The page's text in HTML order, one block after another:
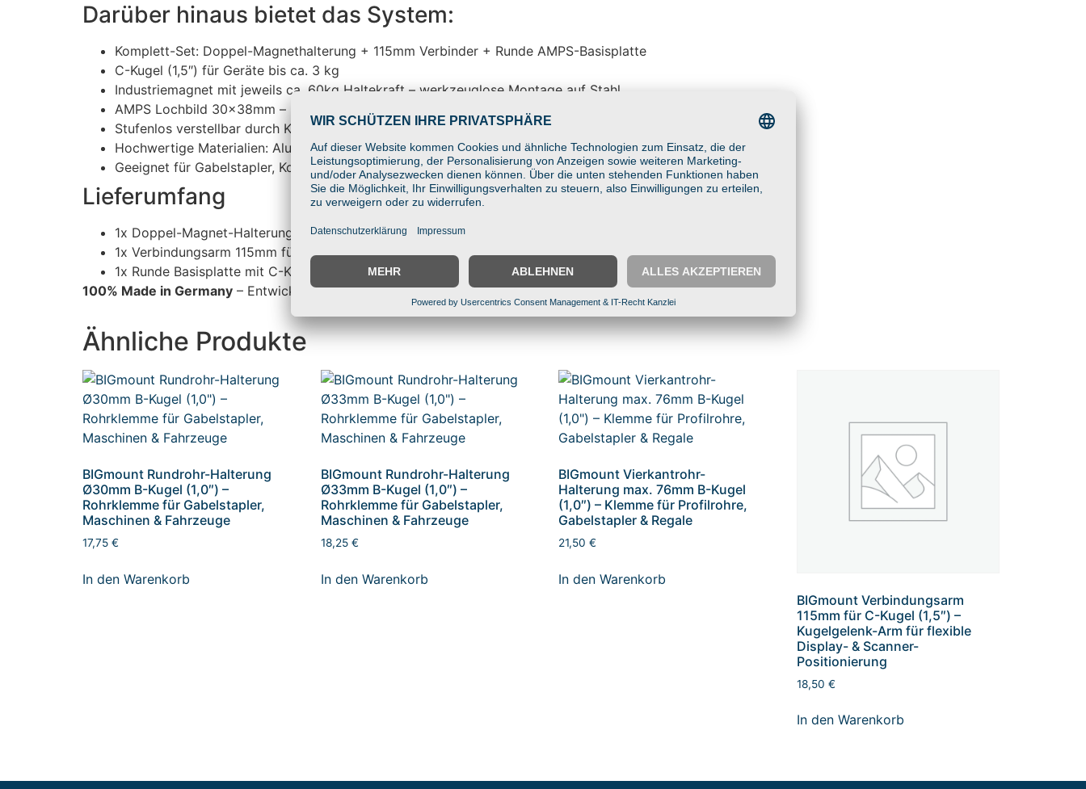
Darüber hinaus bietet das System:
Komplett-Set: Doppel-Magnethalterung + 115mm Verbinder + Runde AMPS-Basisplatte
C-Kugel (1,5″) für Geräte bis ca. 3 kg
Industriemagnet mit jeweils ca. 60kg Haltekraft – werkzeuglose Montage auf Stahl
AMPS Lochbild 30x38mm – kompatibel mit Tablets, Scannern & Displays
Stufenlos verstellbar durch Kugelgelenk-Technik
Hochwertige Materialien: Aluminium & glasfaserverstärkter Kunststoff
Geeignet für Gabelstapler, Kommissionierwagen, Regale & Industrie
Lieferumfang
1x Doppel-Magnet-Halterung mit C-Kugel (1,5″)
1x Verbindungsarm 115mm für C-Kugeln (1,5″)
1x Runde Basisplatte mit C-Kugel (1,5″) und AMPS Lochbild 30x38mm
100% Made in Germany – Entwickelt und gefertigt in Ostwestfalen.
Ähnliche Produkte
BIGmount Rundrohr-Halterung
Ø30mm B-Kugel (1,0″) –
Rohrklemme für Gabelstapler,
Maschinen & Fahrzeuge
17,75 €
In den Warenkorb
BIGmount Rundrohr-Halterung
Ø33mm B-Kugel (1,0″) –
Rohrklemme für Gabelstapler,
Maschinen & Fahrzeuge
18,25 €
In den Warenkorb
BIGmount Vierkantrohr-
Halterung max. 76mm B-Kugel
(1,0″) – Klemme für Profilrohre,
Gabelstapler & Regale
21,50€
In den Warenkorb
BIGmount Verbindungsarm
115mm für C-Kugel (1,5″) –
Kugelgelenk-Arm für flexible
Display- & Scanner-
Positionierung
18,50€
In den Warenkorb